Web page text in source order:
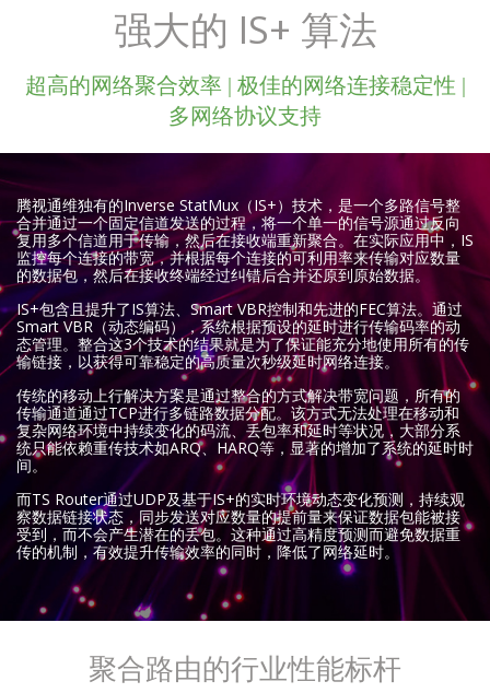
强大的 IS+ 算法
超高的网络聚合效率 | 极佳的网络连接稳定性 |
多网络协议支持
腾视通维独有的Inverse StatMux（IS+）技术，是一个多路信号整
合并通过一个固定信道发送的过程，将一个单一的信号源通过反向
复用多个信道用于传输，然后在接收端重新聚合。在实际应用中，IS
监控每个连接的带宽，并根据每个连接的可利用率来传输对应数量
的数据包，然后在接收终端经过纠错后合并还原到原始数据。
IS+包含且提升了IS算法、Smart VBR控制和先进的FEC算法。通过
Smart VBR（动态编码），系统根据预设的延时进行传输码率的动
态管理。整合这3个技术的结果就是为了保证能充分地使用所有的传
输链接，以获得可靠稳定的高质量次秒级延时网络连接。
传统的移动上行解决方案是通过整合的方式解决带宽问题，所有的
传输通道通过TCP进行多链路数据分配。该方式无法处理在移动和
复杂网络环境中持续变化的码流、丢包率和延时等状况，大部分系
统只能依赖重传技术如ARQ、HARQ等，显著的增加了系统的延时时
间。
而TS Router通过UDP及基于IS+的实时环境动态变化预测，持续观
察数据链接状态，同步发送对应数量的提前量来保证数据包能被接
受到，而不会产生潜在的丢包。这种通过高精度预测而避免数据重
传的机制，有效提升传输效率的同时，降低了网络延时。
聚合路由的行业性能标杆